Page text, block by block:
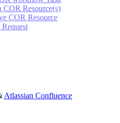
COR Resource(s)
COR Resource
Atlassian Confluence